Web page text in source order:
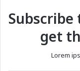
get
Lorem